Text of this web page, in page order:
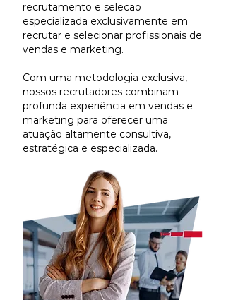
recrutamento e selecao
especializada exclusivamente em
recrutar e selecionar profissionais de
vendas e marketing.
Com uma metodologia exclusiva,
nossos recrutadores combinam
profunda experiência em vendas e
marketing para oferecer uma
atuação altamente consultiva,
estratégica e especializada.